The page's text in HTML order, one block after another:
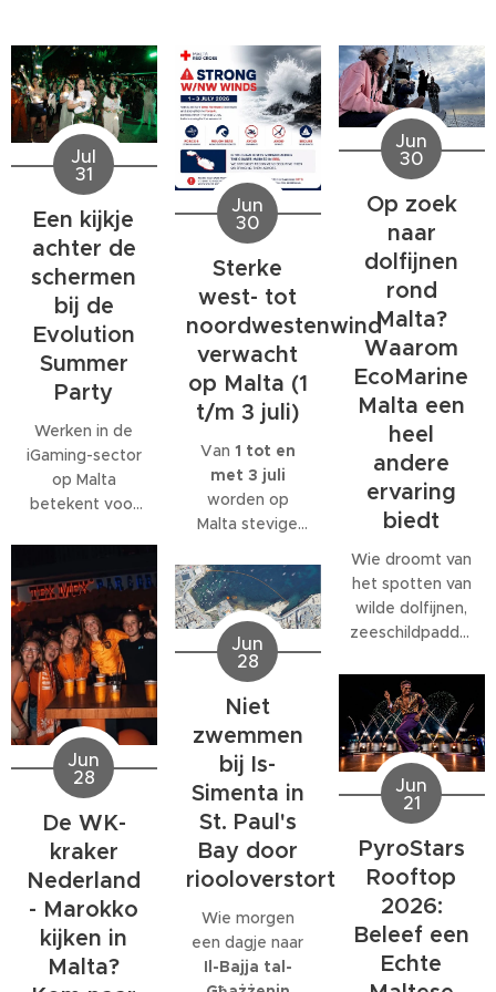
Jul
31
Een kijkje
achter de
schermen
bij de
Evolution
Summer
Party
Werken in de
iGaming-sector
op Malta
betekent voor
meer dan alleen
een baan. Veel
bedrijven
bieden
behoorlijk wat
extra's, van
teamuitjes en
interne
activiteiten tot
grote
personeelsfeesten.
En als je bij een
internationaal
bedrijf met
honderden
collega's werkt,
kunnen die
Jun
30
Sterke
west- tot
noordwestenwind
verwacht
op Malta (1
t/m 3 juli)
Van 1 tot en
met 3 juli
worden op
Malta stevige
noordwestenwinden
(W/NW)
verwacht.
Volgens het
Malta Red Cross
kan de wind
tijdelijk
toenemen tot
windkracht 6
met name op
donderdag 2
juli.
Jun
30
Op zoek
naar
dolfijnen
rond
Malta?
Waarom
EcoMarine
Malta een
heel
andere
ervaring
biedt
Wie droomt van
het spotten van
wilde dolfijnen,
zeeschildpadden
zeeleven
tijdens een
verblijf op Malta,
komt al snel tot
de ontdekking
dat daar
eigenlijk maar
één organisatie
volledig op is
gespecialiseerd:
EcoMarine
Malta .
Jun
28
De WK-
kraker
Nederland
- Marokko
kijken in
Malta?
Jun
28
Niet
zwemmen
bij Is-
Simenta in
St. Paul's
Bay door
riooloverstort
Wie morgen
een dagje naar
Il-Bajja tal-
Jun
21
PyroStars
Rooftop
2026:
Beleef een
Echte